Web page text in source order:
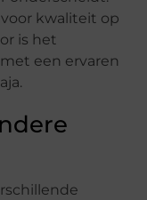
kwaliteit op
is het
een ervaren